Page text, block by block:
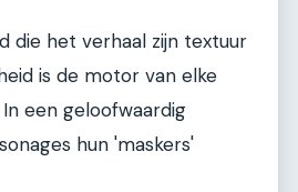
die het verhaal zijn textuur
is de motor van elke
een geloofwaardig
hun 'maskers'